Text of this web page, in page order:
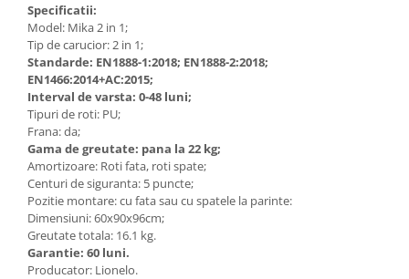
Specificatii:
Model: Mika 2 in 1;
Tip de carucior: 2 in 1;
Standarde: EN1888-1:2018; EN1888-2:2018;
EN1466:2014+AC:2015;
Interval de varsta: 0-48 luni;
Tipuri de roti: PU;
Frana: da;
Gama de greutate: pana la 22 kg;
Amortizoare: Roti fata, roti spate;
Centuri de siguranta: 5 puncte;
Pozitie montare: cu fata sau cu spatele la parinte:
Dimensiuni: 60x90x96cm;
Greutate totala: 16.1 kg.
Garantie: 60 luni.
Producator: Lionelo.